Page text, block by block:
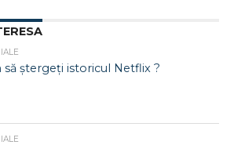
să ștergeți istoricul Netflix ?